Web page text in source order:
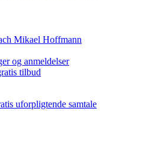
Mikael Hoffmann
og anmeldelser
tilbud
uforpligtende samtale